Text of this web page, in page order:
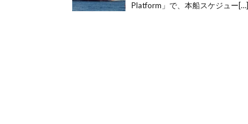
Platform」で、本船スケジュー[…]